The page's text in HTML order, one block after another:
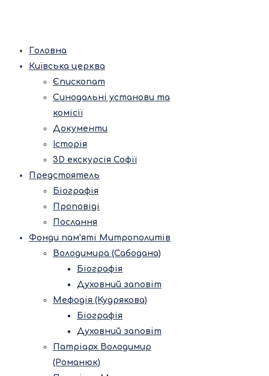
Головна
Київська церква
Єпископат
Синодальні установи та
комісії
Документи
Історія
3D екскурсія Софії
Предстоятель
Біографія
Проповіді
Послання
Фонди пам’яті Митрополитів
Володимира (Сабодана)
Біографія
Духовний заповіт
Мефодія (Кудрякова)
Біографія
Духовний заповіт
Патріарх Володимир
(Романюк)